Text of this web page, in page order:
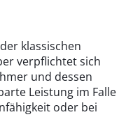
klassischen
verpflichtet sich
und dessen
Leistung im Falle
oder bei